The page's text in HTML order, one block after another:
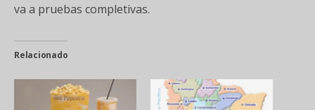
va a pruebas completivas.
Relacionado